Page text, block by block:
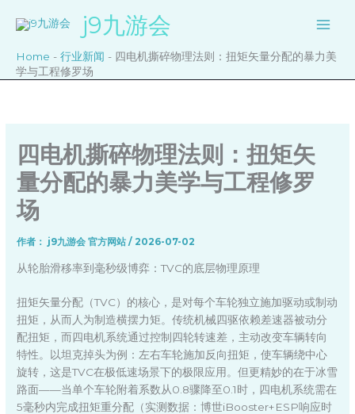
j9九游会
Home - 行业新闻 - 四电机撕碎物理法则：扭矩矢量分配的暴力美
学与工程修罗场
四电机撕碎物理法则：扭矩矢
量分配的暴力美学与工程修罗
场
作者： j9九游会 官方网站/2026-07-02
从轮胎滑移率到毫秒级博弈：TVC的底层物理原理
扭矩矢量分配（TVC）的核心，是对每个车轮独立施加驱动或制动
扭矩，从而人为制造横摆力矩。传统机械四驱依赖差速器被动分
配扭矩，而四电机系统通过控制四轮转速差，主动改变车辆转向
特性。以坦克掉头为例：左右车轮施加反向扭矩，使车辆绕中心
旋转，这是TVC在极低速场景下的极限应用。但更精妙的在于冰雪
路面——当单个车轮附着系数从0.8骤降至0.1时，四电机系统需在
5毫秒内完成扭矩重分配（实测数据：博世iBooster+ESP响应时